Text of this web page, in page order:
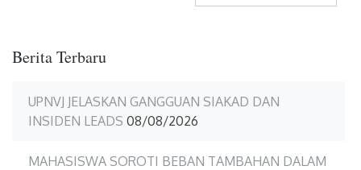
Berita Terbaru
UPNVJ JELASKAN GANGGUAN SIAKAD DAN
INSIDEN LEADS 08/08/2026
MAHASISWA SOROTI BEBAN TAMBAHAN DALAM